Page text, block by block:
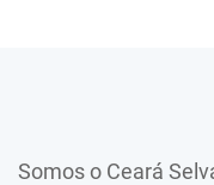
Somos o Ceará